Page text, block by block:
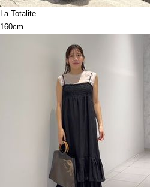
La Totalite
160cm